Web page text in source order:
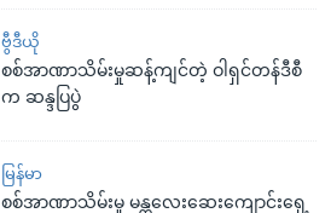
ဗွီဒီယို
စစ်အာဏာသိမ်းမှုဆန့်ကျင်တဲ့ ဝါရှင်တန်ဒီစီ
က ဆန္ဒပြပွဲ
မြန်မာ
စစ်အာဏာသိမ်းမှု မန္တလေးဆေးကျောင်းရှေ့